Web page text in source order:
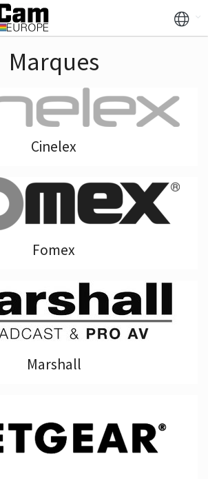
Marques
Cinelex
Fomex
Marshall